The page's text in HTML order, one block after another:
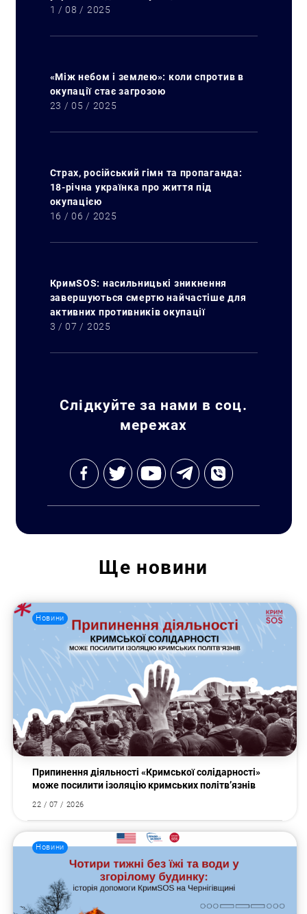
Пошук за запитом:
1 / 08 / 2025
«Між небом і землею»: коли спротив в
окупації стає загрозою
23 / 05 / 2025
Страх, російський гімн та пропаганда:
18-річна українка про життя під
окупацією
16 / 06 / 2025
КримSOS: насильницькі зникнення
завершуються смертю найчастіше для
активних противників окупації
3 / 07 / 2025
Слідкуйте за нами в соц.
мережах
Ще новини
Новини
Припинення діяльності «Кримської солідарності»
може посилити ізоляцію кримських політв’язнів
22 / 07 / 2026
Новини